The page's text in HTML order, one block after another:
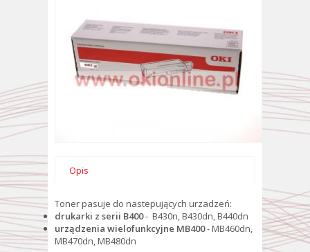
Opis
Toner pasuje do nastepujących urzadzeń:
drukarki z serii B400- B430n, B430dn, B440dn
urządzenia wielofunkcyjne MB400-MB460dn,
MB470dn, MB480dn